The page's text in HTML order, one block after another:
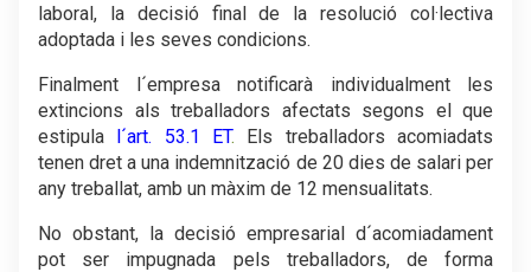
laboral, la decisió final de la resolució col·lectiva
adoptada i les seves condicions.
Finalment l´empresa notificarà individualment les
extincions als treballadors afectats segons el que
estipula l´art. 53.1 ET. Els treballadors acomiadats
tenen dret a una indemnització de 20 dies de salari per
any treballat, amb un màxim de 12 mensualitats.
No obstant, la decisió empresarial d´acomiadament
pot ser impugnada pels treballadors, de forma